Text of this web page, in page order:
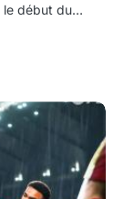
le début du…